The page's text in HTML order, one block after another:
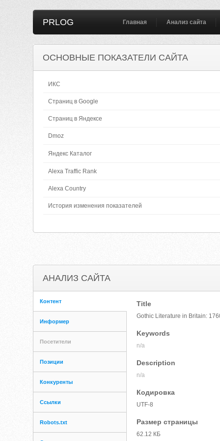
PRLOG Главная Анализ сайта
ОСНОВНЫЕ ПОКАЗАТЕЛИ САЙТА
ИКС
Страниц в Google
Страниц в Яндексе
Dmoz
Яндекс Каталог
Alexa Traffic Rank
Alexa Country
История изменения показателей
АНАЛИЗ САЙТА
Контент
Информер
Посетители
Позиции
Конкуренты
Ссылки
Robots.txt
Title
Gothic Literature in Britain:
Keywords
n/a
Description
n/a
Кодировка
UTF-8
Размер страницы
62.12 КБ